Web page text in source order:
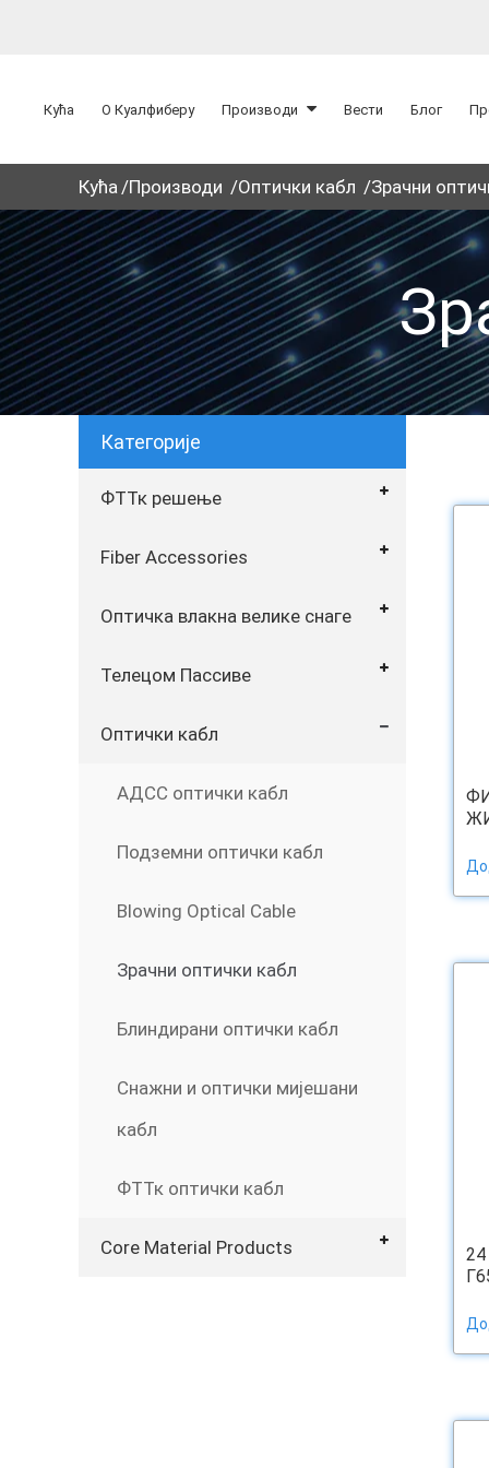
Кућа О Куалфиберу Производи Вести Блог
Кућа Производи Оптички кабл Зрачни
Категорије
ФТТк решење
Fiber Accessories
Оптичка влакна велике снаге
Телецом Пассиве
Оптички кабл
АДСС оптички кабл
Подземни оптички кабл
Blowing Optical Cable
Зрачни оптички кабл
Блиндирани оптички кабл
Снажни и оптички мијешани
кабл
ФТТк оптички кабл
Core Material Products